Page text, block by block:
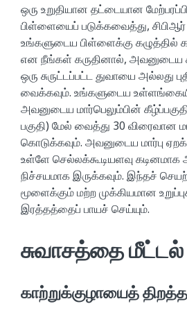
ஒரு உறுதியான தட்டையான
பிள்ளையைப் படுக்கவைத்து,
உங்களுடைய பிள்ளைக்கு கழுத்தில்
என நீங்கள் கருதினால், அவனுடைய
ஒரு சுருட்டப்பட்ட துவாயை அல்லது
வைக்கவும். உங்களுடைய
அவனுடைய மார்பெலும்பின்
பகுதி) மேல் வைத்து 30 விரைவான
கொடுக்கவும். அவனுடைய மார்பு
உள்ளே செல்லக்கூடியளவு கடினமாக
நிச்சயமாக இருக்கவும். இந்தச்
மூளைக்கும் மற்ற முக்கியமான
இரத்தத்தைப் பாயச் செய்யும்.
சுவாசத்தை மீட்டல்
காற்றுக்குழாயைத்